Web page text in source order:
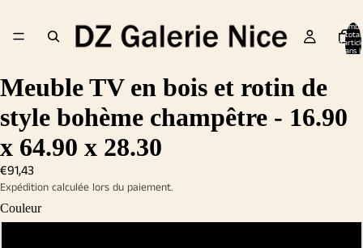
total
dans
Meuble TV en bois et rotin de
style bohème champêtre - 16.90
x 64.90 x 28.30
€91,43
Expédition calculée lors du paiement.
Couleur